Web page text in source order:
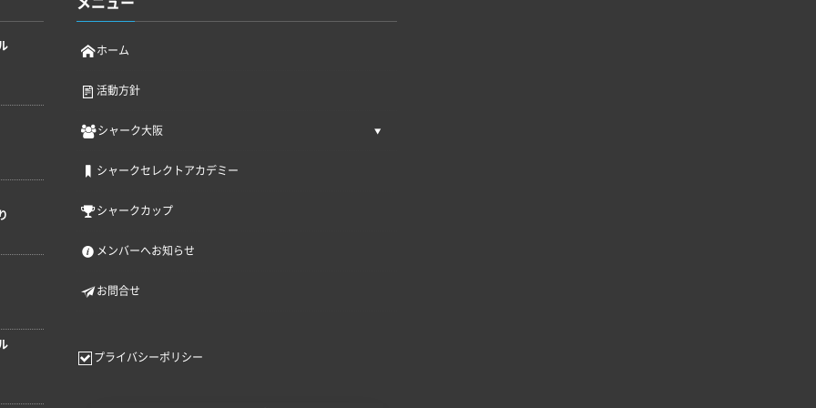
ホーム
活動方針
シャーク大阪
シャークセレクトアカデミー
シャークカップ
メンバーへお知らせ
お問合せ
プライバシーポリシー